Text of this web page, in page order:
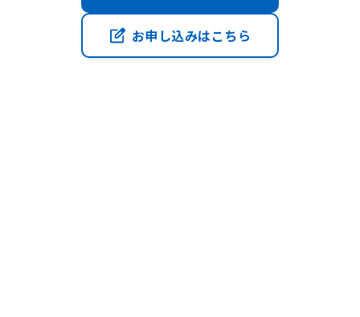
お申し込みはこちら